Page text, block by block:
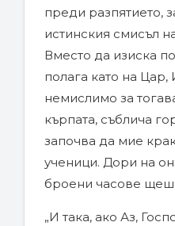
преди разпятието,
истинския смисъл
Вместо да изиска
полага като на
немислимо за
кърпата, съблича
започва да мие
ученици. Дори на
броени часове
„И така, ако Аз,